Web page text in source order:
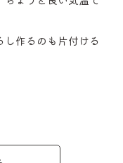
作るのも片付ける